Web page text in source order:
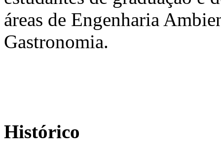
áreas de Engenharia
Gastronomia.
Histórico